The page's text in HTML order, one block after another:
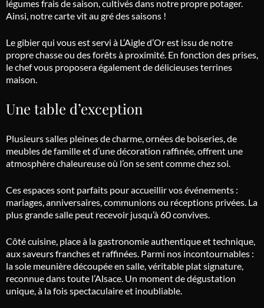
légumes frais de saison, cultivés dans notre propre potager.
Ainsi, notre carte vit au gré des saisons !
Le gibier qui vous est servi à L’Aigle d’Or est issu de notre
propre chasse ou des forêts à proximité. En fonction des prises,
le chef vous proposera également de délicieuses terrines
maison.
Une table d’exception
Plusieurs salles pleines de charme, ornées de boiseries, de
meubles de famille et d’une décoration raffinée, offrent une
atmosphère chaleureuse où l’on se sent comme chez soi.
Ces espaces sont parfaits pour accueillir vos événements :
mariages, anniversaires, communions ou réceptions privées. La
plus grande salle peut recevoir jusqu’à 60 convives.
Côté cuisine, place à la gastronomie authentique et technique,
aux saveurs franches et raffinées. Parmi nos incontournables :
la sole meunière découpée en salle, véritable plat signature,
reconnue dans toute l’Alsace. Un moment de dégustation
unique, à la fois spectaculaire et inoubliable.